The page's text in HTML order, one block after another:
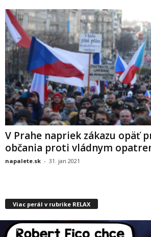
V Prahe napriek zákazu opäť
občania proti vládnym
napalete.sk - 31. jan 2021
Viac perál v rubrike RELAX